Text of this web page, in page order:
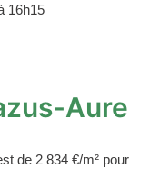
16h15
Aure
de 2 834 €/m² pour